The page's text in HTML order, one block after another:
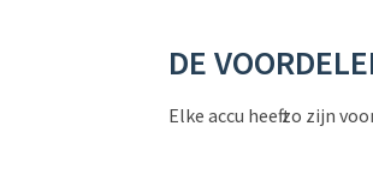
DE
Elke accu heeft zo zijn